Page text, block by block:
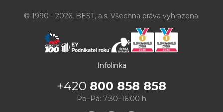
© 1990 - 2026, BEST, a.s. Všechna práva vyhrazena.
Infolinka
+420 800 858 858
Po–Pá: 7:30–16:00 h